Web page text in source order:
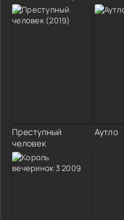
Преступный
человек
Аутло